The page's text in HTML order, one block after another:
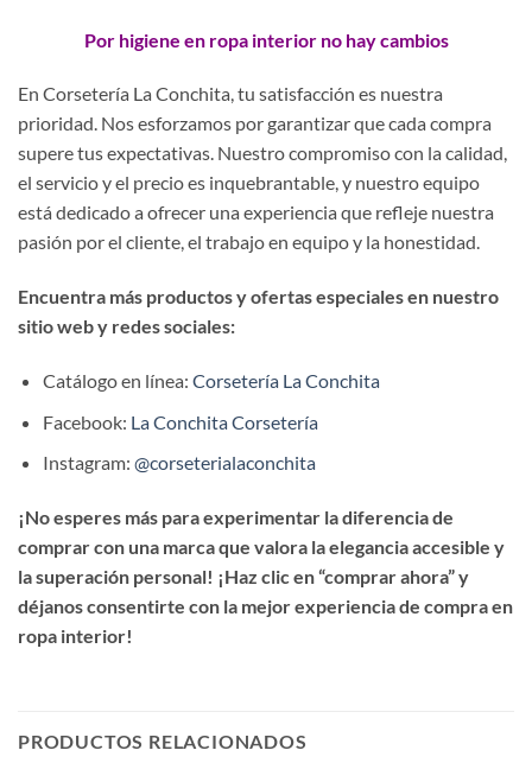
Por higiene en ropa interior no hay cambios
En Corsetería La Conchita, tu satisfacción es nuestra
prioridad. Nos esforzamos por garantizar que cada compra
supere tus expectativas. Nuestro compromiso con la calidad,
el servicio y el precio es inquebrantable, y nuestro equipo
está dedicado a ofrecer una experiencia que refleje nuestra
pasión por el cliente, el trabajo en equipo y la honestidad.
Encuentra más productos y ofertas especiales en nuestro
sitio web y redes sociales:
Catálogo en línea: Corsetería La Conchita
Facebook: La Conchita Corsetería
Instagram: @corseterialaconchita
¡No esperes más para experimentar la diferencia de
comprar con una marca que valora la elegancia accesible y
la superación personal! ¡Haz clic en “comprar ahora” y
déjanos consentirte con la mejor experiencia de compra en
ropa interior!
PRODUCTOS RELACIONADOS